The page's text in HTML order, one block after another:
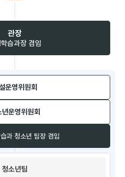
관장
습과장 겸임
운영위원회​
과 청소년 팀장 겸임
년운영위원회​
청소년팀​